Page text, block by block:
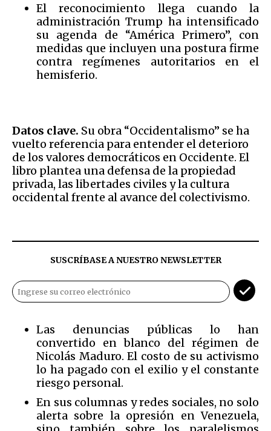
El reconocimiento llega cuando la
administración Trump ha intensificado
su agenda de “América Primero”, con
medidas que incluyen una postura firme
contra regímenes autoritarios en el
hemisferio.
Datos clave. Su obra “Occidentalismo” se ha
vuelto referencia para entender el deterioro
de los valores democráticos en Occidente. El
libro plantea una defensa de la propiedad
privada, las libertades civiles y la cultura
occidental frente al avance del colectivismo.
SUSCRÍBASE A NUESTRO NEWSLETTER
Las denuncias públicas lo han
convertido en blanco del régimen de
Nicolás Maduro. El costo de su activismo
lo ha pagado con el exilio y el constante
riesgo personal.
En sus columnas y redes sociales, no solo
alerta sobre la opresión en Venezuela,